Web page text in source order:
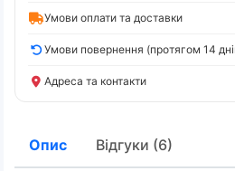
Умови оплати та доставки
Умови повернення (протягом 14
Адреса та контакти
Опис Відгуки (6)